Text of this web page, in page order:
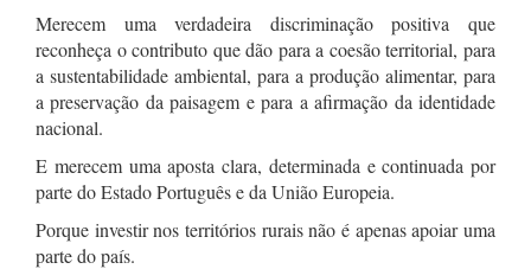
Merecem uma verdadeira discriminação positiva que
reconheça o contributo que dão para a coesão territorial, para
a sustentabilidade ambiental, para a produção alimentar, para
a preservação da paisagem e para a afirmação da identidade
nacional.
E merecem uma aposta clara, determinada e continuada por
parte do Estado Português e da União Europeia.
Porque investir nos territórios rurais não é apenas apoiar uma
parte do país.